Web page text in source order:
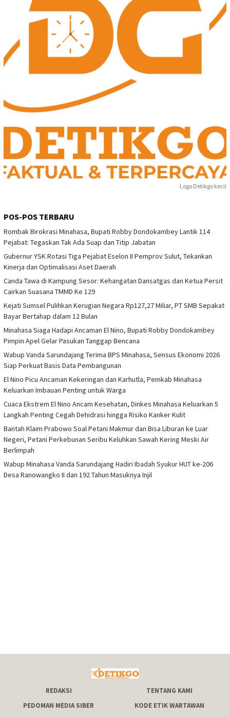
Logo Detikgo kecil
POS-POS TERBARU
Rombak Birokrasi Minahasa, Bupati Robby Dondokambey Lantik 114
Pejabat: Tegaskan Tak Ada Suap dan Titip Jabatan
Gubernur YSK Rotasi Tiga Pejabat Eselon II Pemprov Sulut, Tekankan
Kinerja dan Optimalisasi Aset Daerah
Canda Tawa di Kampung Sesor: Kehangatan Dansatgas dan Ketua Persit
Cairkan Suasana TMMD Ke 129
Kejati Sumsel Pulihkan Kerugian Negara Rp127,27 Miliar, PT SMB Sepakat
Bayar Bertahap dalam 12 Bulan
Minahasa Siaga Hadapi Ancaman El Nino, Bupati Robby Dondokambey
Pimpin Apel Gelar Pasukan Tanggap Bencana
Wabup Vanda Sarundajang Terima BPS Minahasa, Sensus Ekonomi 2026
Siap Perkuat Basis Data Pembangunan
El Nino Picu Ancaman Kekeringan dan Karhutla, Pemkab Minahasa
Keluarkan Imbauan Penting untuk Warga
Cuaca Ekstrem El Nino Ancam Kesehatan, Dinkes Minahasa Keluarkan 5
Langkah Penting Cegah Dehidrasi hingga Risiko Kanker Kulit
Bantah Klaim Prabowo Soal Petani Makmur dan Bisa Liburan ke Luar
Negeri, Petani Perkebunan Seribu Keluhkan Sawah Kering Meski Air
Berlimpah
Wabup Minahasa Vanda Sarundajang Hadiri Ibadah Syukur HUT ke-206
Desa Ranowangko II dan 192 Tahun Masuknya Injil
REDAKSI
TENTANG KAMI
PEDOMAN MEDIA SIBER
KODE ETIK WARTAWAN